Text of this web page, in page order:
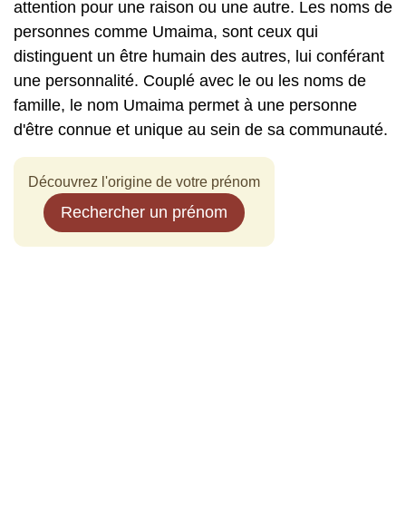
attention pour une raison ou une autre. Les noms de
personnes comme Umaima, sont ceux qui
distinguent un être humain des autres, lui conférant
une personnalité. Couplé avec le ou les noms de
famille, le nom Umaima permet à une personne
d'être connue et unique au sein de sa communauté.
Découvrez l'origine de votre prénom
Rechercher un prénom